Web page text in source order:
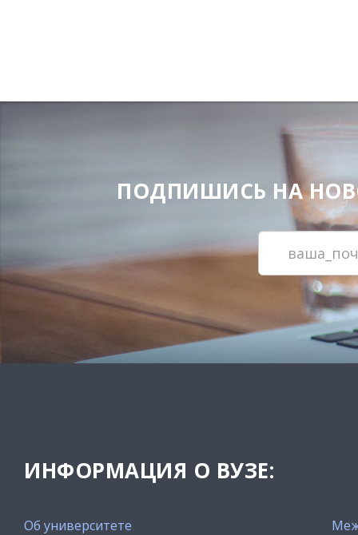
ПОДПИШИСЬ НА
ИНФОРМАЦИЯ О ВУЗЕ:
Об университете